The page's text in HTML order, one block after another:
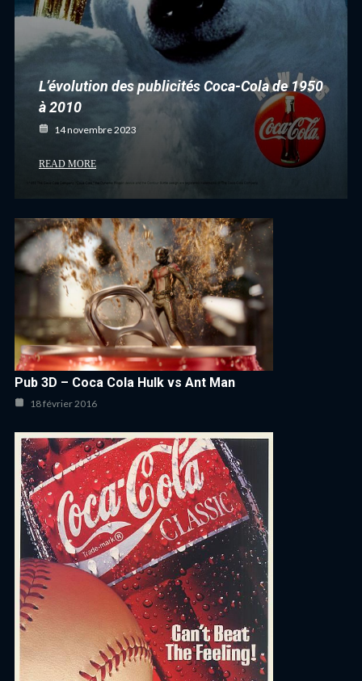
L’évolution des publicités Coca-Cola de 1950
à 2010
14 novembre 2023
READ MORE
Pub 3D – Coca Cola Hulk vs Ant Man
18 février 2016